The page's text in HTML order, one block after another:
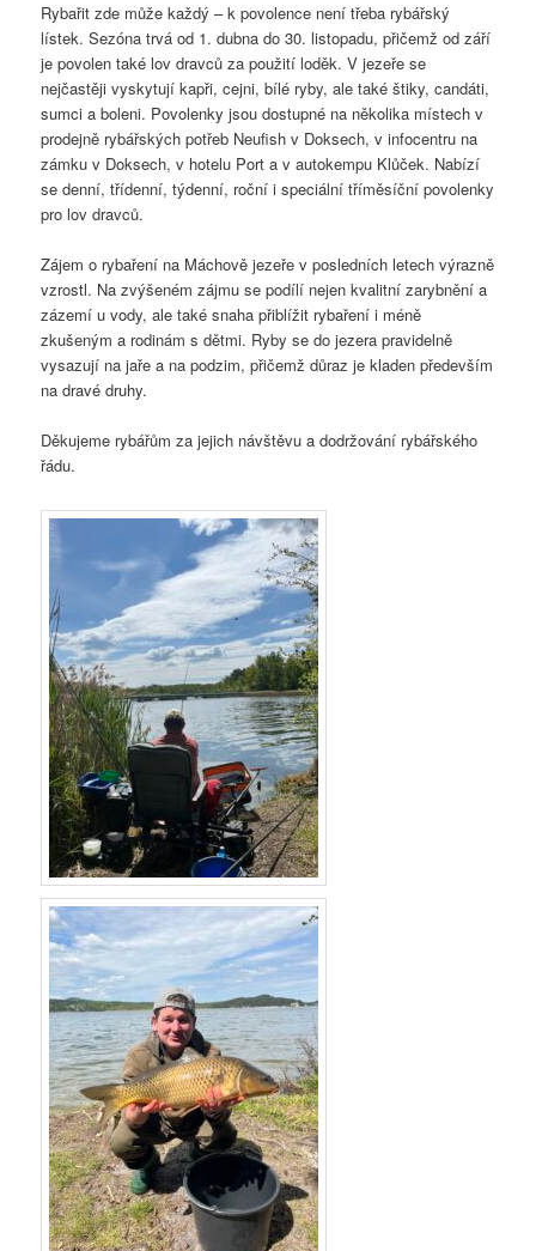
Rybařit zde může každý – k povolence není třeba rybářský
lístek. Sezóna trvá od 1. dubna do 30. listopadu, přičemž od září
je povolen také lov dravců za použití loděk. V jezeře se
nejčastěji vyskytují kapři, cejni, bílé ryby, ale také štiky, candáti,
sumci a boleni. Povolenky jsou dostupné na několika místech v
prodejně rybářských potřeb Neufish v Doksech, v infocentru na
zámku v Doksech, v hotelu Port a v autokempu Klůček. Nabízí
se denní, třídenní, týdenní, roční i speciální tří­měsíční povolenky
pro lov dravců.
Zájem o rybaření na Máchově jezeře v posledních letech výrazně
vzrostl. Na zvýšeném zájmu se podílí nejen kvalitní zarybnění a
zázemí u vody, ale také snaha přiblížit rybaření i méně
zkušeným a rodinám s dětmi. Ryby se do jezera pravidelně
vysazují na jaře a na podzim, přičemž důraz je kladen především
na dravé druhy.
Děkujeme rybářům za jejich návštěvu a dodržování rybářského
řádu.